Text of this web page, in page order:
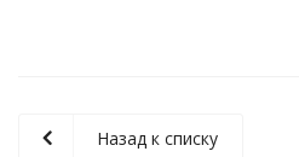
Назад к списку